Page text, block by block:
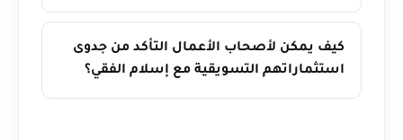
كيف يمكن لأصحاب الأعمال التأكد من جدوى
استثماراتهم التسويقية مع إسلام الفقي؟